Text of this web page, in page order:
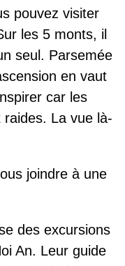
pouvez visiter
les 5 monts, il
seul. Parsemée
en vaut
car les
La vue là-
joindre à une
des excursions
An. Leur guide